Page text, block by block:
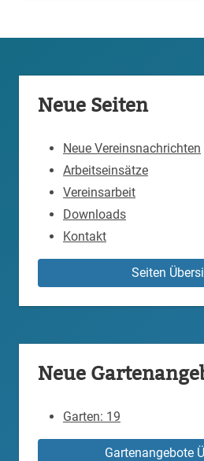
Neue Seiten
Neue Vereinsnachrichten
Arbeitseinsätze
Vereinsarbeit
Downloads
Kontakt
Seiten
Neue
Garten: 19
Gartenangebote